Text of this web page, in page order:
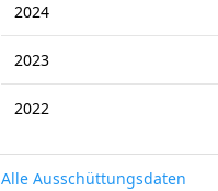
2024
2023
2022
Alle Ausschüttungsdaten